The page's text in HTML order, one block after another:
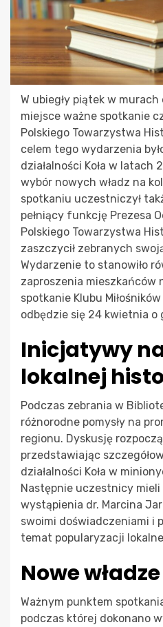
W ubiegły piątek w
miejsce ważne spotkanie
Polskiego Towarzystwa
celem tego wydarzenia
działalności Koła w latach
wybór nowych władz na
spotkaniu uczestniczył
pełniący funkcję Prezesa
Polskiego Towarzystwa
zaszczycił zebranych
Wydarzenie to stanowiło
zaproszenia mieszkańców
spotkanie Klubu
odbędzie się 24 kwietnia o
Inicjatywy
lokalnej
Podczas zebrania w
różnorodne pomysły na
regionu. Dyskusję
przedstawiając
działalności Koła w
Następnie uczestnicy mieli
wystąpienia dr. Marcina
swoimi doświadczeniami i
temat popularyzacji
Nowe władze
Ważnym punktem
podczas której dokonano